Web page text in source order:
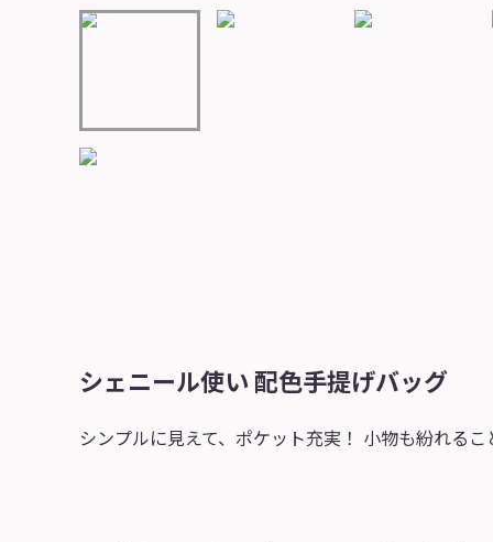
シェニール使い 配色手提げバッグ
シンプルに見えて、ポケット充実！ 小物も紛れる